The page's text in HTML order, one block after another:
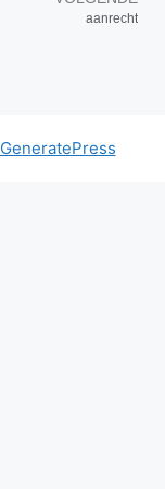
aanrecht
GeneratePress